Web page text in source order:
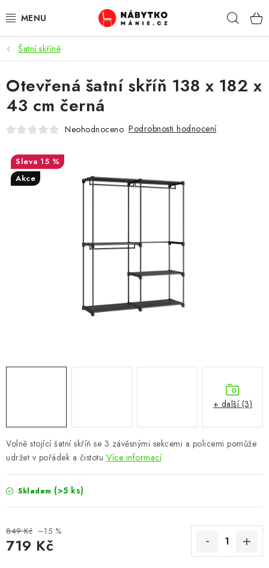
na
OBÝVACÍ POKOJ
KUCHYŇ A JÍDELNA
LOŽNICE
KANCELÁŘ / PRACOVNA
DOPLŇKY A DEKORACE
OSTATNÍ
VÝPRODEJ
Vše o nákupu Info
Reklamace a odstoupení od smlouvy
Šatní skříně
Volně stojící šatní skříň se 3 závěsnými sekcemi a policemi pomůže
udržet v pořádek a čistotu Více informací
Skladem (>5 ks)
849 Kč –15 %
719 Kč
Otevřená šatní skříň 138 x 182 x
43 cm černá
Neohodnoceno Podrobnosti hodnocení
15 %
Akce
+ další (3)